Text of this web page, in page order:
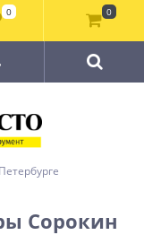
Сорокин
0 0